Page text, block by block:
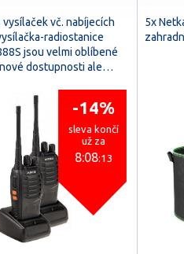
vysílaček vč. nabíjecích
radiostanice
jsou velmi oblíbené
dostupnosti ale…
-14%
sleva končí
už za
8:08:11
5x